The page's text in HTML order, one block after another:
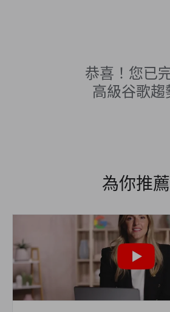
恭喜！您已
高級谷歌趨
為你推薦